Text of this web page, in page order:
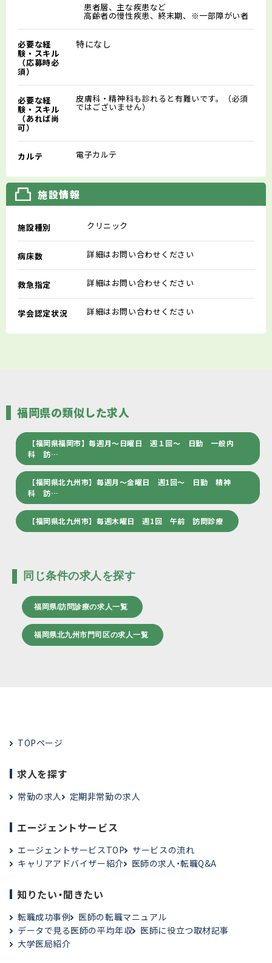
患者層、主な疾患など
高齢者の慢性疾患、終末期、※一部障がい者
必要な経
験・スキル
（応募時必
須）
特になし
必要な経
験・スキル
（あれば尚
可）
皮膚科・精神科も診れると有難いです。（必須
ではございません）
カルテ 電子カルテ
施設情報
施設種別 クリニック
病床数 詳細はお問い合わせください
救急指定 詳細はお問い合わせください
学会認定状況 詳細はお問い合わせください
福岡県の類似した求人
【福岡県福岡市】毎週月～日曜日 週１回～ 日勤 一般内
科 訪…
【福岡県北九州市】毎週月～金曜日 週1回～ 日勤 精神
科 訪…
【福岡県北九州市】毎週木曜日 週1回 午前 訪問診療
同じ条件の求人を探す
福岡県/訪問診療の求人一覧
福岡県北九州市門司区の求人一覧
TOPページ
求人を探す
常勤の求人 定期非常勤の求人
エージェントサービス
エージェントサービスTOP
サービスの流れ
キャリアアドバイザー紹介
医師の求人・転職Q&A
知りたい・聞きたい
転職成功事例
医師の転職マニュアル
データで見る医師の平均年収
医師に役立つ取材記事
大学医局紹介